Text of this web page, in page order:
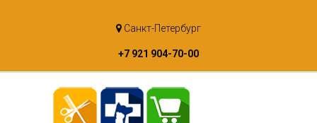
to
Санкт-Петербург
+7 921 904-70-00